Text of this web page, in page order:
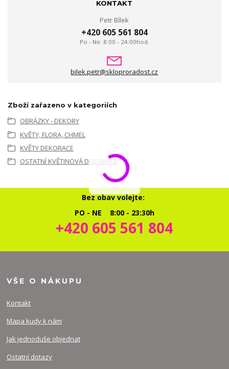
KONTAKT
Petr Bílek
+420 605 561 804
Po - Ne: 8:00 - 24:00hod.
bilek.petr@skloproradost.cz
Zboží zařazeno v kategoriích
OBRÁZKY - DEKORY
KVĚTY, FLORA, CHMEL
KVĚTY DEKORACE
OSTATNÍ KVĚTINOVÁ DEKORACE
Bez obav volejte:
PO - NE 8:00 - 23:30h
+420 605 561 804
VŠE O NÁKUPU
Kontakt
Mapa kudy k nám
Jak jednoduše objednat
Ostatní dotazy